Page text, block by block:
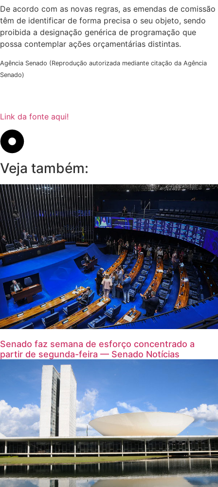
De acordo com as novas regras, as emendas de comissão
têm de identificar de forma precisa o seu objeto, sendo
proibida a designação genérica de programação que
possa contemplar ações orçamentárias distintas.
Agência Senado (Reprodução autorizada mediante citação da Agência
Senado)
Link da fonte aqui!
Veja também:
Senado faz semana de esforço concentrado a
partir de segunda-feira — Senado Notícias